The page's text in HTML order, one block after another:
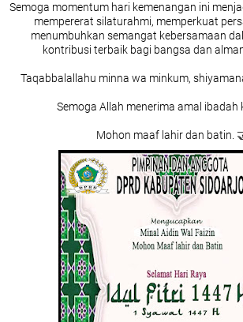
Semoga momentum hari kemenangan ini
mempererat silaturahmi, memperkuat
menumbuhkan semangat kebersamaan
kontribusi terbaik bagi bangsa dan
Taqabbalallahu minna wa minkum,
Semoga Allah menerima amal ibadah
Mohon maaf lahir dan batin.